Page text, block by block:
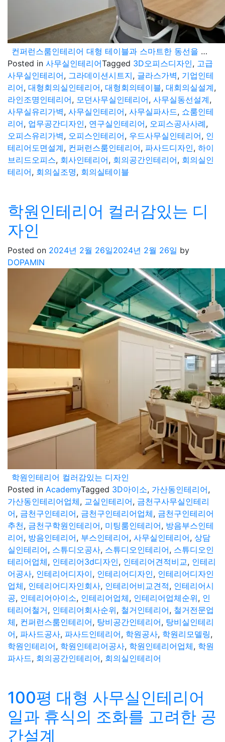
컨퍼런스룸인테리어 대형 테이블과 스마트한 동선을 고려한 대회의실 설계
Posted in 사무실인테리어Tagged 3D오피스디자인, 고급
사무실인테리어, 그라데이션시트지, 글라스가벽, 기업인테
리어, 대형회의실인테리어, 대형회의테이블, 대회의실설계,
라인조명인테리어, 모던사무실인테리어, 사무실동선설계,
사무실유리가벽, 사무실인테리어, 사무실파사드, 쇼룸인테
리어, 업무공간디자인, 연구실인테리어, 오피스공사사례,
오피스유리가벽, 오피스인테리어, 우드사무실인테리어, 인
테리어도면설계, 컨퍼런스룸인테리어, 파사드디자인, 하이
브리드오피스, 회사인테리어, 회의공간인테리어, 회의실인
테리어, 회의실조명, 회의실테이블
학원인테리어 컬러감있는 디
자인
Posted on 2024년 2월 26일2024년 2월 26일 by
DOPAMIN
학원인테리어 컬러감있는 디자인
Posted in AcademyTagged 3D아이소, 가산동인테리어,
가산동인테리어업체, 교실인테리어, 금천구사무실인테리
어, 금천구인테리어, 금천구인테리어업체, 금천구인테리어
추천, 금천구학원인테리어, 미팅룸인테리어, 방음부스인테
리어, 방음인테리어, 부스인테리어, 사무실인테리어, 상담
실인테리어, 스튜디오공사, 스튜디오인테리어, 스튜디오인
테리어업체, 인테리어3d디자인, 인테리어견적비교, 인테리
어공사, 인테리어디자이, 인테리어디자인, 인테리어디자인
업체, 인테리어디자인회사, 인테리어비교견적, 인테리어시
공, 인테리어아이소, 인테리어업체, 인테리어업체순위, 인
테리어철거, 인테리어회사순위, 철거인테리어, 철거전문업
체, 컨퍼런스룸인테리어, 탕비공간인테리어, 탕비실인테리
어, 파사드공사, 파사드인테리어, 학원공사, 학원리모델링,
학원인테리어, 학원인테리어공사, 학원인테리어업체, 학원
파사드, 회의공간인테리어, 회의실인테리어
100평 대형 사무실인테리어
일과 휴식의 조화를 고려한 공
간설계